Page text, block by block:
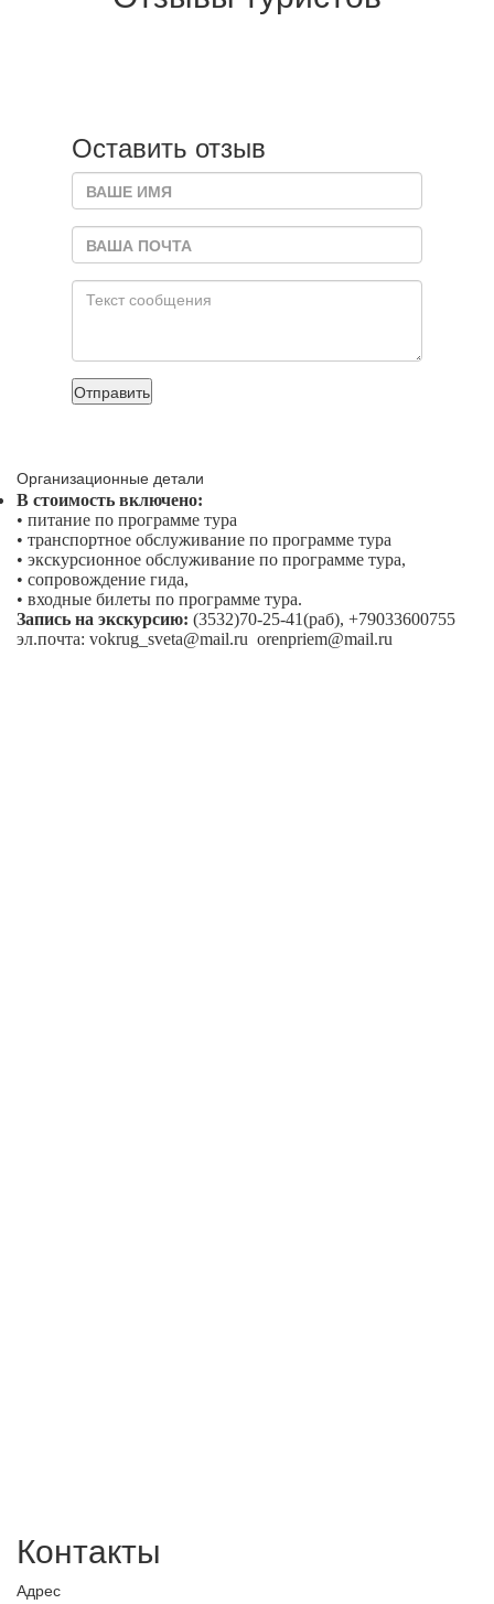
Оставить отзыв
Отправить
Организационные детали
В стоимость включено:
• питание по программе тура
• транспортное обслуживание по программе тура
• экскурсионное обслуживание по программе тура,
• сопровождение гида,
• входные билеты по программе тура.
Запись на экскурсию: (3532)70-25-41(раб), +79033600755
эл.почта: vokrug_sveta@mail.ru orenpriem@mail.ru
Контакты
Адрес